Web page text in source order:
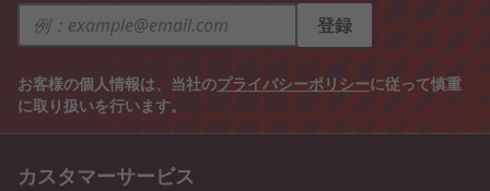
登録
お客様の個人情報は、当社のプライバシーポリシーに従って慎重
に取り扱いを行います。
カスタマーサービス